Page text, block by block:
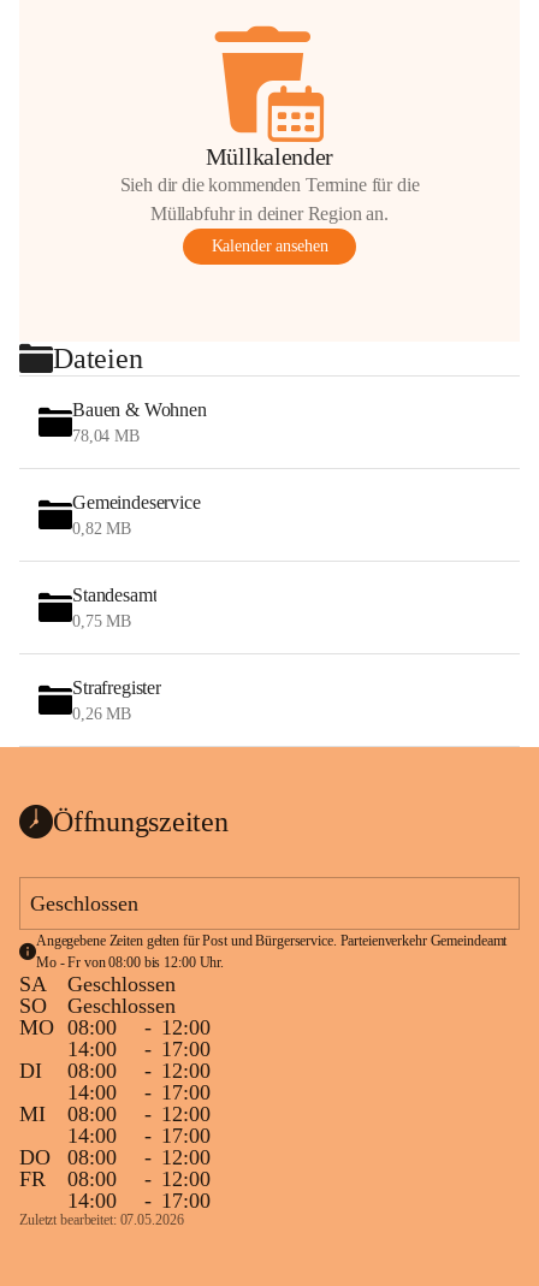
Müllkalender
Sieh dir die kommenden Termine für die
Müllabfuhr in deiner Region an.
Kalender ansehen
Dateien
Bauen & Wohnen
78,04 MB
Gemeindeservice
0,82 MB
Standesamt
0,75 MB
Strafregister
0,26 MB
Öffnungszeiten
Geschlossen
Angegebene Zeiten gelten für Post und Bürgerservice. Parteienverkehr Gemeindeamt
Mo - Fr von 08:00 bis 12:00 Uhr.
SA
Geschlossen
SO
Geschlossen
MO 08:00 - 12:00
14:00
- 17:00
DI
08:00 - 12:00
14:00
- 17:00
MI
08:00 - 12:00
14:00
- 17:00
DO
08:00 - 12:00
FR
08:00 - 12:00
14:00
- 17:00
Zuletzt bearbeitet: 07.05.2026